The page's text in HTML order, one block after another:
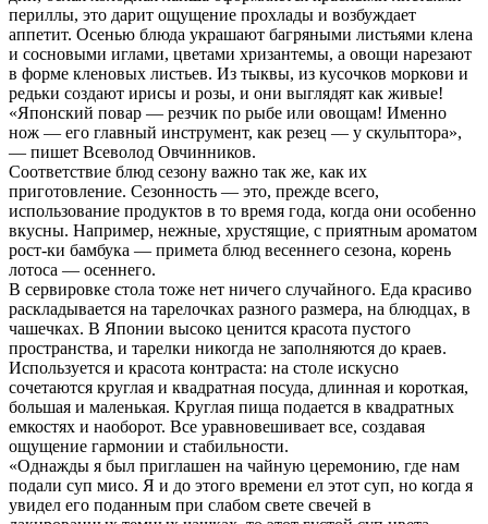
периллы, это дарит ощущение прохлады и возбуждает
аппетит. Осенью блюда украшают багряными листьями клена
и сосновыми иглами, цветами хризантемы, а овощи нарезают
в форме кленовых листьев. Из тыквы, из кусочков моркови и
редьки создают ирисы и розы, и они выглядят как живые!
«Японский повар — резчик по рыбе или овощам! Именно
нож — его главный инструмент, как резец — у скульптора»,
— пишет Всеволод Овчинников.
Соответствие блюд сезону важно так же, как их
приготовление. Сезонность — это, прежде всего,
использование продуктов в то время года, когда они особенно
вкусны. Например, нежные, хрустящие, с приятным ароматом
рост-ки бамбука — примета блюд весеннего сезона, корень
лотоса — осеннего.
В сервировке стола тоже нет ничего случайного. Еда красиво
раскладывается на тарелочках разного размера, на блюдцах, в
чашечках. В Японии высоко ценится красота пустого
пространства, и тарелки никогда не заполняются до краев.
Используется и красота контраста: на столе искусно
сочетаются круглая и квадратная посуда, длинная и короткая,
большая и маленькая. Круглая пища подается в квадратных
емкостях и наоборот. Все уравновешивает все, создавая
ощущение гармонии и стабильности.
«Однажды я был приглашен на чайную церемонию, где нам
подали суп мисо. Я и до этого времени ел этот суп, но когда я
увидел его поданным при слабом свете свечей в